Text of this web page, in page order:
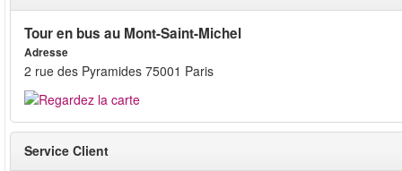
Tour en bus au Mont-Saint-Michel
Adresse
2 rue des Pyramides 75001 Paris
Service Client